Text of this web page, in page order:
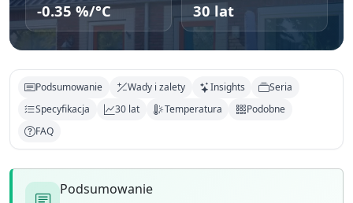
-0.35 %/°C 30 lat
Podsumowanie Wady i zalety Insights
Seria
Specyfikacja
30 lat Temperatura
Podobne
FAQ
Podsumowanie